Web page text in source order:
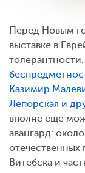
Перед Новым
выставке в
Казимир
Лепорская и
вполне еще
авангард:
отечественных
Витебска и